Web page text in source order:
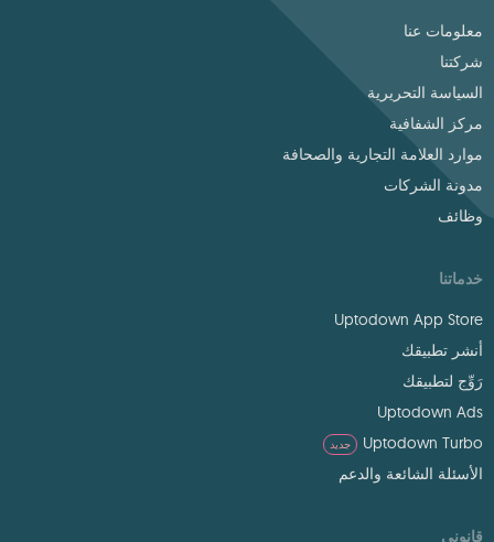
معلومات عنا
شركتنا
السياسة التحريرية
مركز الشفافية
موارد العلامة التجارية والصحافة
مدونة الشركات
وظائف
خدماتنا
Uptodown App Store
أنشر تطبيقك
رَوِّج لتطبيقك
Uptodown Ads
Uptodown Turbo
جديد
الأسئلة الشائعة والدعم
قانوني